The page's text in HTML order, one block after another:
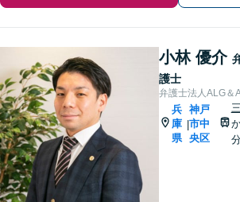
小林 優介
護士
弁護士法人ALG＆
兵
庫
県
|
神戸
市中
央区